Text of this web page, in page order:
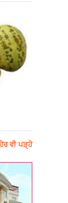
ਵੀ ਪੜ੍ਹੋ